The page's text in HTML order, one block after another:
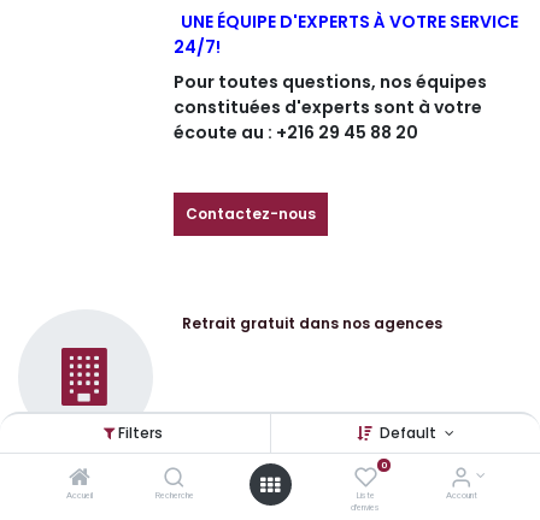
Filters Default
Accueil Recherche
0
Liste
d'envies
Account
UNE ÉQUIPE D'EXPERTS À VOTRE SERVICE
24/7!
Pour toutes questions, nos équipes
constituées d'experts sont à votre
écoute au : +216 29 45 88 20
Contactez-nous
Retrait gratuit dans nos agences
Livraison gratuite à partir de 300 dinars